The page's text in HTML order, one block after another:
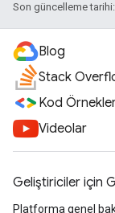
Son güncelleme
Blog
Stack
Kod
Videolar
Geliştiriciler için
Platforma genel